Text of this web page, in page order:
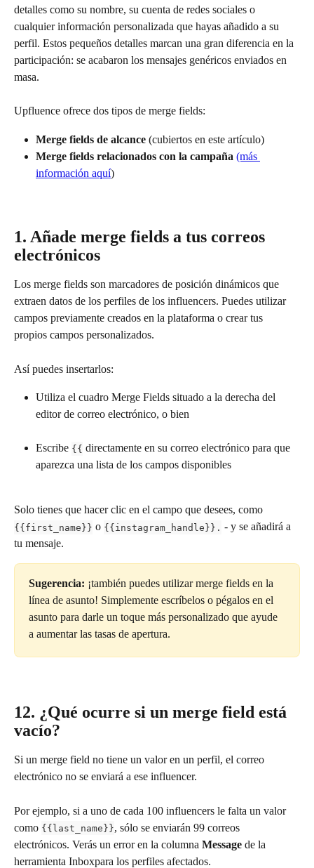
detalles como su nombre, su cuenta de redes sociales o
cualquier información personalizada que hayas añadido a su
perfil. Estos pequeños detalles marcan una gran diferencia en la
participación: se acabaron los mensajes genéricos enviados en
masa.
Upfluence ofrece dos tipos de merge fields:
Merge fields de alcance (cubiertos en este artículo)
Merge fields relacionados con la campaña (más
información aquí)
1. Añade merge fields a tus correos
electrónicos
Los merge fields son marcadores de posición dinámicos que
extraen datos de los perfiles de los influencers. Puedes utilizar
campos previamente creados en la plataforma o crear tus
propios campos personalizados.
Así puedes insertarlos:
Utiliza el cuadro Merge Fields situado a la derecha del
editor de correo electrónico, o bien
Escribe {{ directamente en su correo electrónico para que
aparezca una lista de los campos disponibles
Solo tienes que hacer clic en el campo que desees, como
{{first_name}} o {{instagram_handle}}. - y se añadirá a
tu mensaje.
Sugerencia: ¡también puedes utilizar merge fields en la
línea de asunto! Simplemente escríbelos o pégalos en el
asunto para darle un toque más personalizado que ayude
a aumentar las tasas de apertura.
12. ¿Qué ocurre si un merge field está
vacío?
Si un merge field no tiene un valor en un perfil, el correo
electrónico no se enviará a ese influencer.
Por ejemplo, si a uno de cada 100 influencers le falta un valor
como {{last_name}}, sólo se enviarán 99 correos
electrónicos. Verás un error en la columna Message de la
herramienta Inboxpara los perfiles afectados.